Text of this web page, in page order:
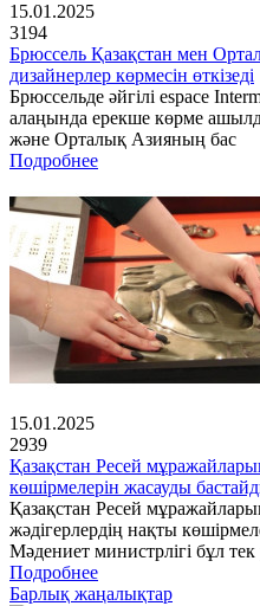
15.01.2025
3194
Брюссель Қазақстан мен
дизайнерлер көрмесін өткізеді
Брюссельде әйгілі espace
алаңында ерекше көрме
және Орталық Азияның бас
Подробнее
15.01.2025
2939
Қазақстан Ресей
көшірмелерін жасауды
Қазақстан Ресей
жәдігерлердің нақты
Мәдениет министрлігі бұл тек
Подробнее
Барлық жаңалықтар